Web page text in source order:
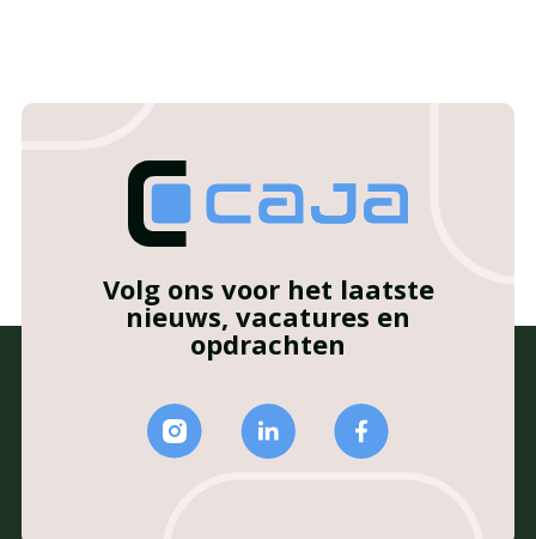
Volg ons voor het laatste
nieuws, vacatures en
opdrachten